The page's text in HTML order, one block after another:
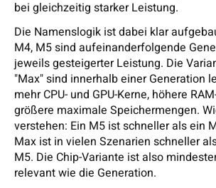
bei gleichzeitig starker Leistung.
Die Namenslogik ist dabei klar
M4, M5 sind aufeinanderfolgende
jeweils gesteigerter Leistung. Die
"Max" sind innerhalb einer Generation
mehr CPU- und GPU-Kerne, höhere
größere maximale Speichermengen.
verstehen: Ein M5 ist schneller als ein
Max ist in vielen Szenarien schneller
M5. Die Chip-Variante ist also
relevant wie die Generation.